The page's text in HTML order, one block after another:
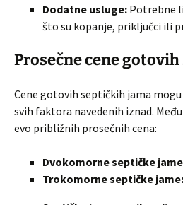
Dodatne usluge: Potrebne
što su kopanje, priključci ili
Prosečne cene
Cene gotovih septičkih jama
svih faktora navedenih iznad.
evo približnih prosečnih cena:
Dvokomorne septičke
Trokomorne septičke jame: